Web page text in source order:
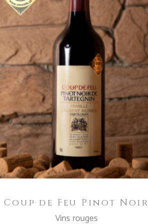
IN DEN WARENKORB
Coup de Feu Pinot Noir
Vins rouges